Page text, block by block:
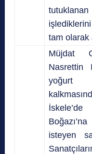
tam olarak
Müjdat
Nasrettin
yoğurt
isteyen